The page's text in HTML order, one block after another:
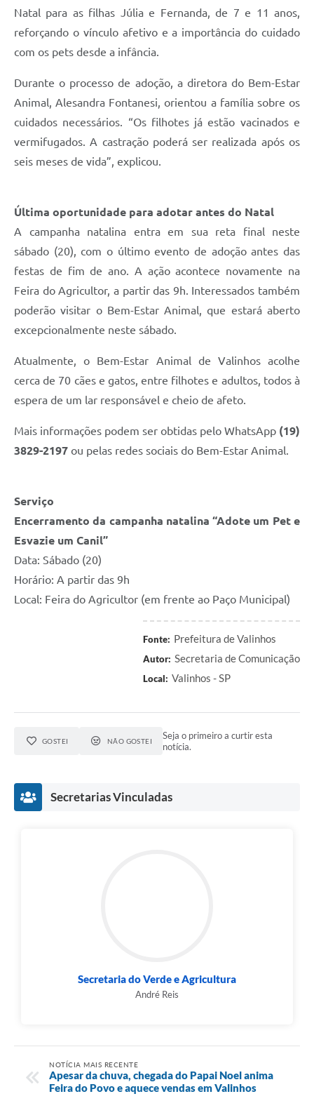
Natal para as filhas Júlia e Fernanda, de 7 e 11 anos,
reforçando o vínculo afetivo e a importância do cuidado
com os pets desde a infância.
Durante o processo de adoção, a diretora do Bem-Estar
Animal, Alesandra Fontanesi, orientou a família sobre os
cuidados necessários. “Os filhotes já estão vacinados e
vermifugados. A castração poderá ser realizada após os
seis meses de vida”, explicou.
Última oportunidade para adotar antes do Natal
A campanha natalina entra em sua reta final neste
sábado (20), com o último evento de adoção antes das
festas de fim de ano. A ação acontece novamente na
Feira do Agricultor, a partir das 9h. Interessados também
poderão visitar o Bem-Estar Animal, que estará aberto
excepcionalmente neste sábado.
Atualmente, o Bem-Estar Animal de Valinhos acolhe
cerca de 70 cães e gatos, entre filhotes e adultos, todos à
espera de um lar responsável e cheio de afeto.
Mais informações podem ser obtidas pelo WhatsApp (19)
3829-2197 ou pelas redes sociais do Bem-Estar Animal.
Serviço
Encerramento da campanha natalina “Adote um Pet e
Esvazie um Canil”
Data: Sábado (20)
Horário: A partir das 9h
Local: Feira do Agricultor (em frente ao Paço Municipal)
Fonte: Prefeitura de Valinhos
Autor: Secretaria de Comunicação
Local: Valinhos - SP
GOSTEI NÃO GOSTEI
Seja o primeiro a curtir esta
notícia.
Secretarias Vinculadas
Secretaria do Verde e Agricultura
André Reis
NOTÍCIA MAIS RECENTE
Apesar da chuva, chegada do Papai Noel anima
Feira do Povo e aquece vendas em Valinhos